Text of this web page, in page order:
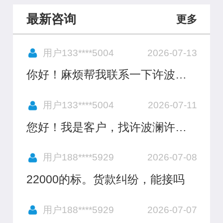
最新咨询 更多
用户133****5004 2026-07-13
你好！麻烦帮我联系一下许波澜
发我一下，我是客户，找他有事
情咨询，谢谢
用户133****5004 2026-07-11
您好！我是客户，找许波澜许律
用户188****5929 2026-07-08
22000的标。货款纠纷，能接吗
用户188****5929 2026-07-07